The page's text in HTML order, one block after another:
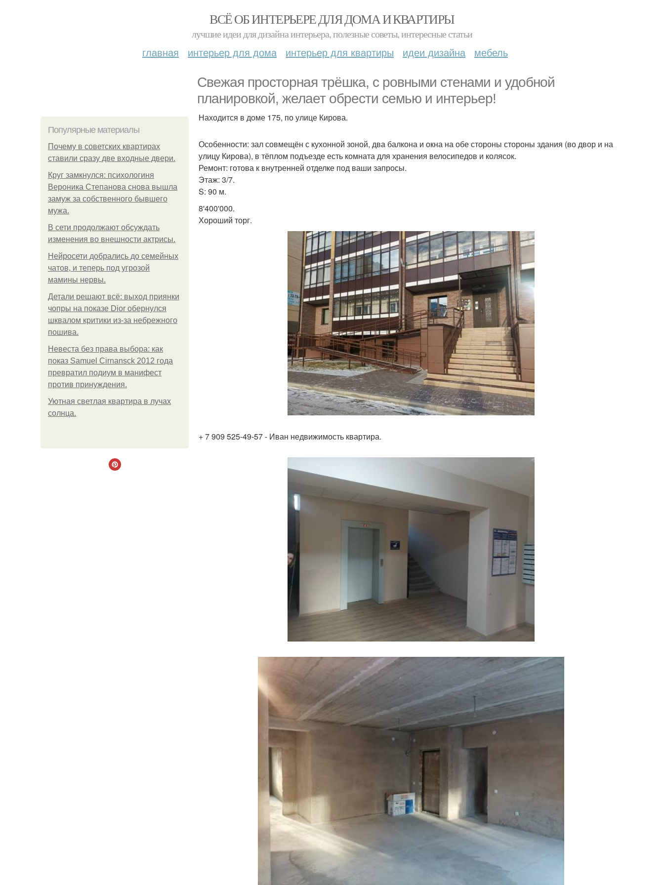
ВСЁ ОБ ИНТЕРЬЕРЕ ДЛЯ ДОМА И КВАРТИРЫ
лучшие идеи для дизайна интерьера, полезные советы, интересные статьи
главная интерьер для дома интерьер для квартиры идеи дизайна мебель
Свежая просторная трёшка, с ровными стенами и удобной
планировкой, желает обрести семью и интерьер!
Популярные материалы
Почему в советских квартирах
ставили сразу две входные двери.
Круг замкнулся: психологиня
Вероника Степанова снова вышла
замуж за собственного бывшего
мужа.
В сети продолжают обсуждать
изменения во внешности актрисы.
Нейросети добрались до семейных
чатов, и теперь под угрозой
мамины нервы.
Детали решают всё: выход приянки
чопры на показе Dior обернулся
шквалом критики из-за небрежного
пошива.
Невеста без права выбора: как
показ Samuel Cirnansck 2012 года
превратил подиум в манифест
против принуждения.
Уютная светлая квартира в лучах
солнца.
Находится в доме 175, по улице Кирова.
Особенности: зал совмещён с кухонной зоной, два балкона и окна на обе стороны стороны здания (во двор и на
улицу Кирова), в тёплом подъезде есть комната для хранения велосипедов и колясок.
Ремонт: готова к внутренней отделке под ваши запросы.
Этаж: 3/7.
S: 90 м.
8'400'000.
Хороший торг.
+ 7 909 525-49-57 - Иван недвижимость квартира.